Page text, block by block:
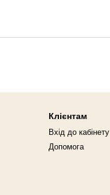
Клієнтам
Вхід до кабінету
Допомога